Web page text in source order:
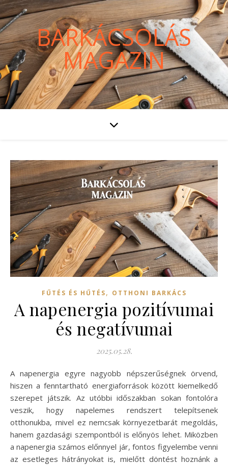
BARKÁCSOLÁS
MAGAZIN
FŰTÉS ÉS HŰTÉS, OTTHONI BARKÁCS
A napenergia pozitívumai
és negatívumai
2025.05.28.
A napenergia egyre nagyobb népszerűségnek örvend,
hiszen a fenntartható energiaforrások között kiemelkedő
szerepet játszik. Az utóbbi időszakban sokan fontolóra
veszik, hogy napelemes rendszert telepítsenek
otthonukba, mivel ez nemcsak környezetbarát megoldás,
hanem gazdasági szempontból is előnyös lehet. Miközben
a napenergia számos előnnyel jár, fontos figyelembe venni
az esetleges hátrányokat is, mielőtt döntést hoznánk a